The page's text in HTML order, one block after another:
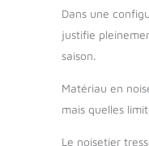
Dans une
justifie
saison.
Matériau en
mais quelles
Le noisetier